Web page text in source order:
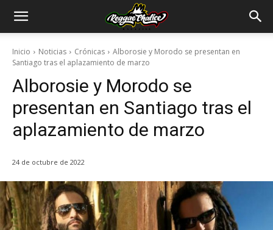
Inicio Noticias Crónicas
Alborosie y Morodo se presentan en
Santiago tras el aplazamiento de marzo
Alborosie y Morodo se
presentan en Santiago tras el
aplazamiento de marzo
24 de octubre de 2022